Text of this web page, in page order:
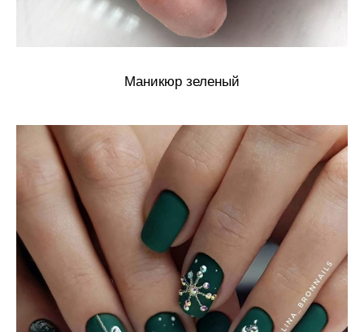
Маникюр зеленый